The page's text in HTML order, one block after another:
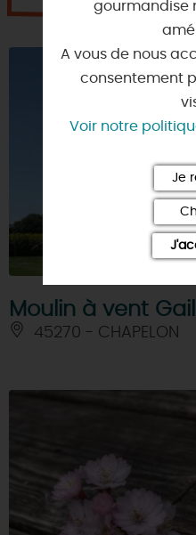
Moulin à vent
45270 - CHAPELON
gourmandise
A vous de nous
consentement
Voir notre
Je